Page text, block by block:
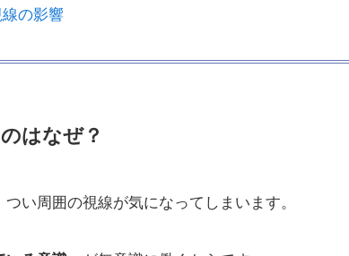
の影響
はなぜ？
い周囲の視線が気になってしまいます。